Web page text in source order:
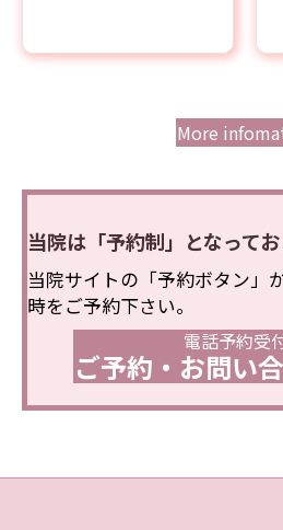
More
当院は「予約制」となってお
当院サイトの「予約ボタン」
時をご予約下さい。
電話予約受
ご予約・お問い